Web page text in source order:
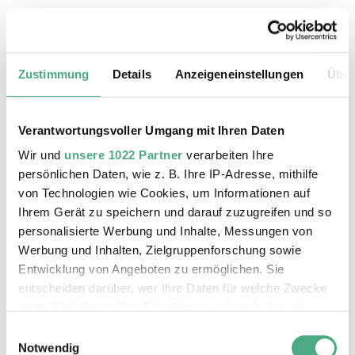
Zustimmung Details Anzeigeneinstellungen
Verantwortungsvoller Umgang mit Ihren Daten
Wir und unsere 1022 Partner verarbeiten Ihre
persönlichen Daten, wie z. B. Ihre IP-Adresse, mithilfe
von Technologien wie Cookies, um Informationen auf
Ihrem Gerät zu speichern und darauf zuzugreifen und so
personalisierte Werbung und Inhalte, Messungen von
Werbung und Inhalten, Zielgruppenforschung sowie
Entwicklung von Angeboten zu ermöglichen. Sie
entscheiden darüber, wer Ihre Daten für welche Zwecke
Trigger Symbol ändern oder widerrufen
Notwendig
ÖFFENTLICHE FÜHRUNG
Der Erzschrägaufzug der Völklinger Hütte mit
Copyright: Weltkulturerbe Völklinger Hütte | Karl
©
Das Weltkulturerbe Völklinger Hütte